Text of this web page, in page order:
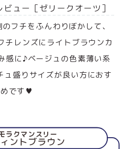
ュー［ゼリークオーツ］
フチをふんわりぼかして、
チレンズにライトブラウンカ
感に♪ベージュの色素薄い系
ュ盛りサイズが良い方におす
です♥
ラクマンスリー
ントブラウン